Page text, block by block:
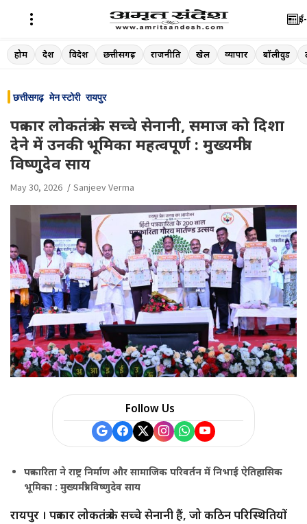
Skip
to
होम देश विदेश छत्तीसगढ़ राजनीति खेल व्यापार बॉलीवुड
छत्तीसगढ़ मेन स्टोरी रायपुर
पत्रकार लोकतंत्र के सच्चे सेनानी, समाज को दिशा
देने में उनकी भूमिका महत्वपूर्ण : मुख्यमंत्री
विष्णुदेव साय
May 30, 2026 Sanjeev Verma
Follow Us
पत्रकारिता ने राष्ट्र निर्माण और सामाजिक परिवर्तन में निभाई ऐतिहासिक
भूमिका : मुख्यमंत्री विष्णुदेव साय
रायपुर । पत्रकार लोकतंत्र के सच्चे सेनानी हैं, जो कठिन परिस्थितियों